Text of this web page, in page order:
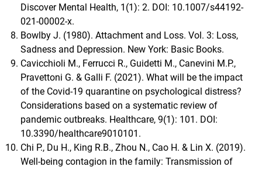
Discover Mental Health, 1(1): 2. DOI: 10.1007/s44192-
021-00002-x.
Bowlby J. (1980). Attachment and Loss. Vol. 3: Loss,
Sadness and Depression. New York: Basic Books.
Cavicchioli M., Ferrucci R., Guidetti M., Canevini M.P.,
Pravettoni G. & Galli F. (2021). What will be the impact
of the Covid-19 quarantine on psychological distress?
Considerations based on a systematic review of
pandemic outbreaks. Healthcare, 9(1): 101. DOI:
10.3390/healthcare9010101.
Chi P., Du H., King R.B., Zhou N., Cao H. & Lin X. (2019).
Well-being contagion in the family: Transmission of